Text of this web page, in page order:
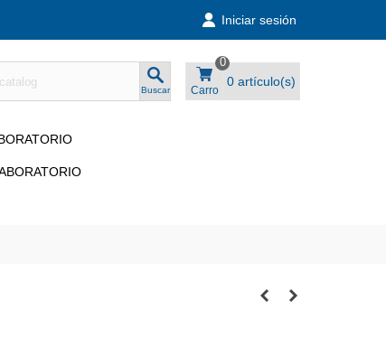
Iniciar sesión
Buscar Carro
0
0 artículo(s)